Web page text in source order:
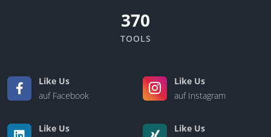
370
TOOLS
Like Us
auf Facebook
Like Us
auf Instagram
Like Us
Like Us